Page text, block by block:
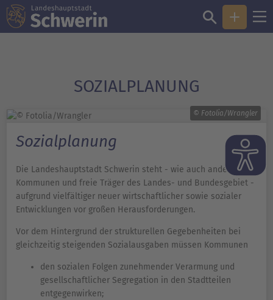
SOZIALPLANUNG
© Fotolia/Wrangler
Sozialplanung
Die Landeshauptstadt Schwerin steht - wie auch andere
Kommunen und freie Träger des Landes- und Bundesgebiet -
aufgrund vielfältiger neuer wirtschaftlicher sowie sozialer
Entwicklungen vor großen Herausforderungen.
Vor dem Hintergrund der strukturellen Gegebenheiten bei
gleichzeitig steigenden Sozialausgaben müssen Kommunen
den sozialen Folgen zunehmender Verarmung und
gesellschaftlicher Segregation in den Stadtteilen
entgegenwirken;